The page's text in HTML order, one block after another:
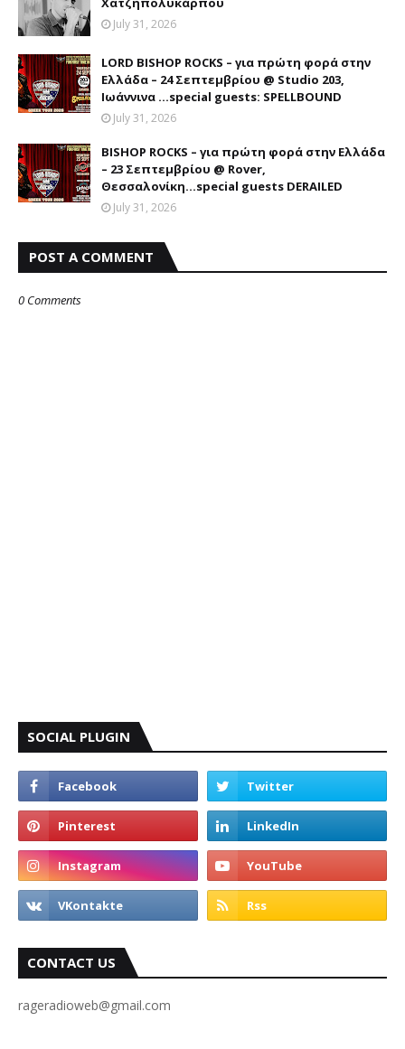
July 31, 2026
LORD BISHOP ROCKS – για πρώτη φορά στην
Ελλάδα – 24 Σεπτεμβρίου @ Studio 203,
Ιωάννινα …special guests: SPELLBOUND
July 31, 2026
BISHOP ROCKS – για πρώτη φορά στην Ελλάδα
– 23 Σεπτεμβρίου @ Rover,
Θεσσαλονίκη...special guests DERAILED
July 31, 2026
POST A COMMENT
0 Comments
SOCIAL PLUGIN
CONTACT US
rageradioweb@gmail.com